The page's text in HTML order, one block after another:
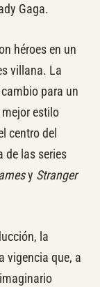
Gaga.
héroes en un
villana. La
para un
estilo
centro del
de las series
y Stranger
la
vigencia que, a